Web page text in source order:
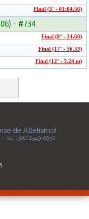
Final (3° - 01:04.56)
- #734
Final (8° - 24.68)
Final (17° - 56.33)
Final (12° - 5.24 m)
de Atletismo)
Tel. (506) 2549-0950